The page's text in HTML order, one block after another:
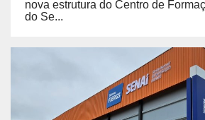
nova estrutura do Centro de
do Se...